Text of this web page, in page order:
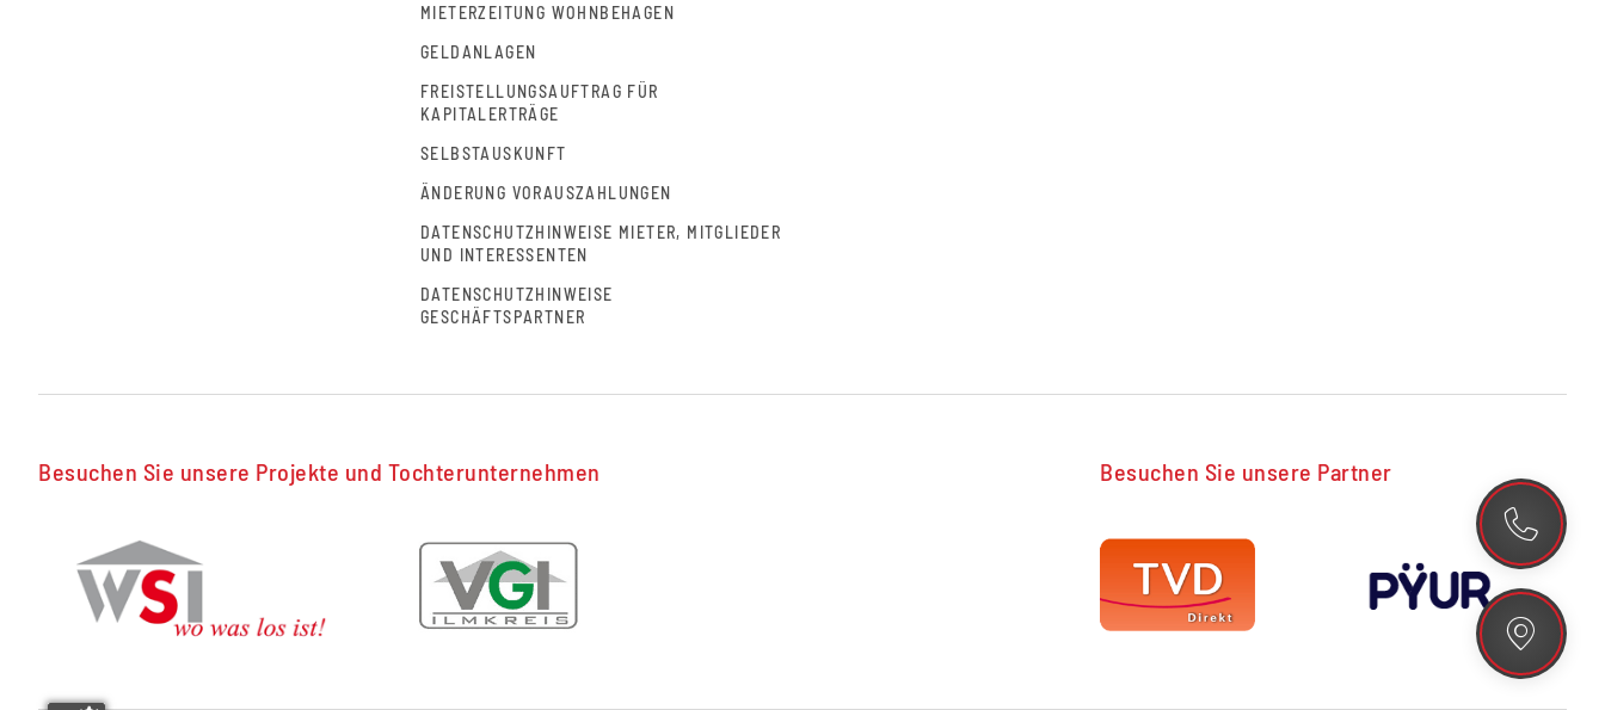
MIETERZEITUNG WOHNBEHAGEN
GELDANLAGEN
FREISTELLUNGSAUFTRAG FÜR
KAPITALERTRÄGE
SELBSTAUSKUNFT
ÄNDERUNG VORAUSZAHLUNGEN
DATENSCHUTZHINWEISE MIETER, MITGLIEDER
UND INTERESSENTEN
DATENSCHUTZHINWEISE
GESCHÄFTSPARTNER
Besuchen Sie unsere Projekte und Tochterunternehmen Besuchen Sie unsere Partner